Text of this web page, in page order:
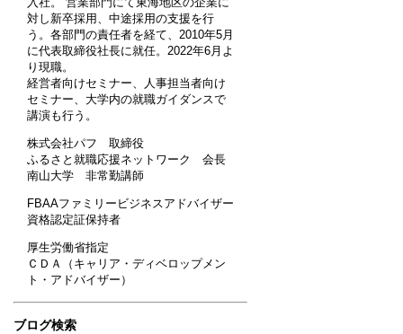
対し新卒採用、中途採用の支援を行
う。各部門の責任者を経て、2010年5月
に代表取締役社長に就任。2022年6月よ
り現職。
経営者向けセミナー、人事担当者向け
セミナー、大学内の就職ガイダンスで
講演も行う。
株式会社パフ 取締役
ふるさと就職応援ネットワーク 会長
南山大学 非常勤講師
FBAAファミリービジネスアドバイザー
資格認定証保持者
厚生労働省指定
ＣＤＡ（キャリア・ディベロップメン
ト・アドバイザー）
ブログ検索